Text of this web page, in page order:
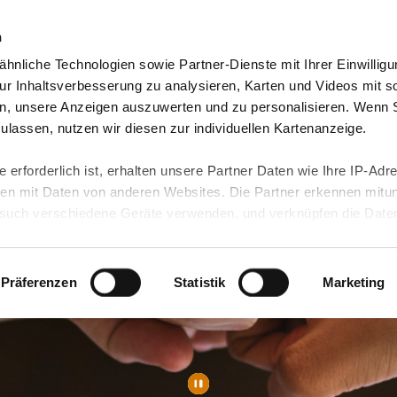
Technologien sowie Partner-Dienste mit Ihrer
Inhaltsverbesserung zu analysieren, Karten und Videos mit
unsere Anzeigen auszuwerten und zu personalisieren. Wenn
nutzen wir diesen zur individuellen Kartenanzeige.
erforderlich ist, erhalten unsere Partner Daten wie Ihre IP-
mit Daten von anderen Websites. Die Partner erkennen
verschiedene Geräte verwenden, und verknüpfen die Daten
Daten führen kann.
unserenDatenschutzhinweisenund in unsererCookie-
Funktionen für diese Zwecke aktiviert sind, müssen Sie
mittels nachfolgender Buttons über Ihre Einwilligung für
erteilte Einwilligung stets für die Zukunft widerrufen. Bitte
Präferenzen Statistik Marketing
& Angebote Presse & Themen Jobs & Karriere